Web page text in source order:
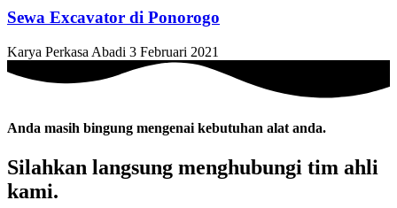
Sewa Excavator di Ponorogo
Karya Perkasa Abadi 3 Februari 2021
Anda masih bingung mengenai kebutuhan alat anda.
Silahkan langsung menghubungi tim ahli
kami.